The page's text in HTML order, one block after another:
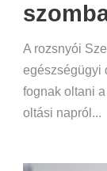
A rozsnyói
egészségügyi
fognak oltani
oltási napról...